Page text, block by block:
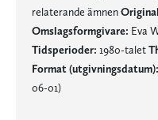
relaterande ämnen
Omslagsformgivare: Eva
Tidsperioder: 1980-talet
Format (utgivningsdatum):
06-01)